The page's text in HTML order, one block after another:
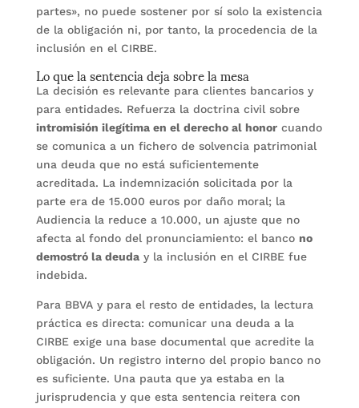
partes», no puede sostener por sí solo la existencia
de la obligación ni, por tanto, la procedencia de la
inclusión en el CIRBE.
Lo que la sentencia deja sobre la mesa
La decisión es relevante para clientes bancarios y
para entidades. Refuerza la doctrina civil sobre
intromisión ilegítima en el derecho al honorcuando
se comunica a un fichero de solvencia patrimonial
una deuda que no está suficientemente
acreditada. La indemnización solicitada por la
parte era de 15.000 euros por daño moral; la
Audiencia la reduce a 10.000, un ajuste que no
afecta al fondo del pronunciamiento: el banco no
demostró la deuday la inclusión en el CIRBE fue
indebida.
Para BBVA y para el resto de entidades, la lectura
práctica es directa: comunicar una deuda a la
CIRBE exige una base documental que acredite la
obligación. Un registro interno del propio banco no
es suficiente. Una pauta que ya estaba en la
jurisprudencia y que esta sentencia reitera con